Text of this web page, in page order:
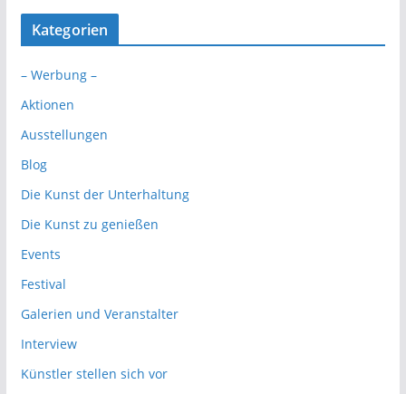
Kategorien
– Werbung –
Aktionen
Ausstellungen
Blog
Die Kunst der Unterhaltung
Die Kunst zu genießen
Events
Festival
Galerien und Veranstalter
Interview
Künstler stellen sich vor